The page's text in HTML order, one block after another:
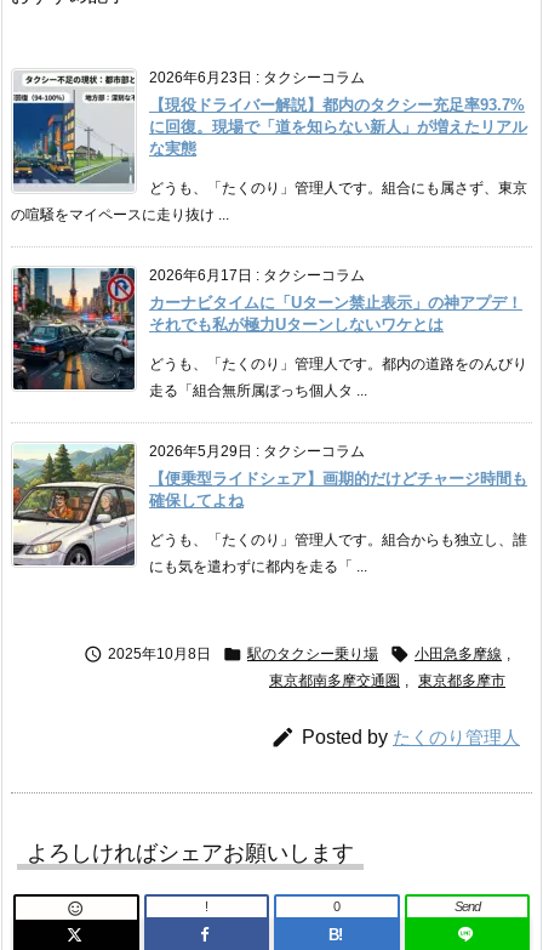
2026年6月23日 : タクシーコラム
【現役ドライバー解説】都内のタクシー充足率93.7%
に回復。現場で「道を知らない新人」が増えたリアル
な実態
どうも、「たくのり」管理人です。組合にも属さず、東京
の喧騒をマイペースに走り抜け ...
2026年6月17日 : タクシーコラム
カーナビタイムに「Uターン禁止表示」の神アプデ！
それでも私が極力Uターンしないワケとは
どうも、「たくのり」管理人です。都内の道路をのんびり
走る「組合無所属ぼっち個人タ ...
2026年5月29日 : タクシーコラム
【便乗型ライドシェア】画期的だけどチャージ時間も
確保してよね
どうも、「たくのり」管理人です。組合からも独立し、誰
にも気を遣わずに都内を走る「 ...
 2025年10月8日  駅のタクシー乗り場  小田急多摩線 ,
東京都南多摩交通圏 , 東京都多摩市
 Posted by たくのり管理人
よろしければシェアお願いします
 !
B!
0 Send